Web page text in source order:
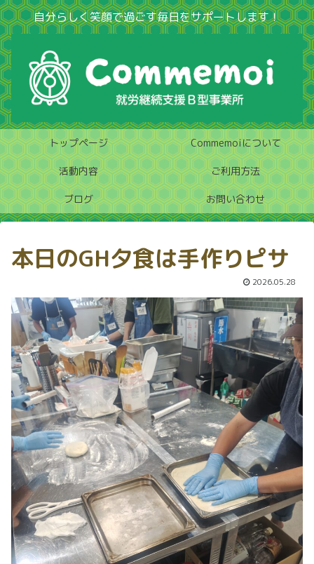
自分らしく笑顔で過ごす毎日をサポートします！
トップページ Commemoiについて
活動内容 ご利用方法
ブログ お問い合わせ
本日のGH夕食は手作りピサ
2026.05.28